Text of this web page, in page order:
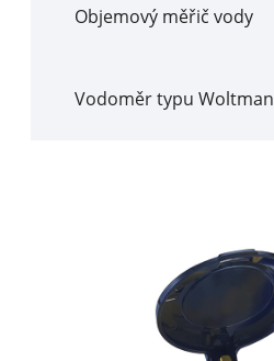
Objemový měřič vody
Vodoměr typu Woltman